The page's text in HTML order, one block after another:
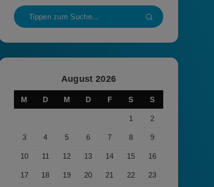
August 2026
M D M D F S S
1 2
3 4 5 6 7 8 9
10 11 12 13 14 15 16
17 18 19 20 21 22 23